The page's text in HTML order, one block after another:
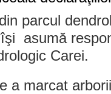
parcul
asumă
Carei.
a marcat